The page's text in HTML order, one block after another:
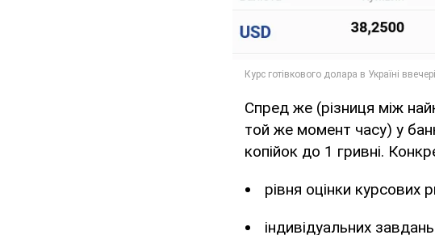
Спред же (різниця між
той же момент часу) у
копійок до 1 гривні.
рівня оцінки курсових
індивідуальних